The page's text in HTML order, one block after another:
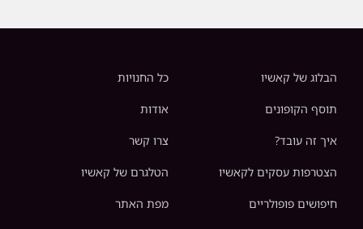
הבלוג של קאשיו כל החנויות
תוסף הקופונים אודות
איך זה עובד? צרו קשר
הצטרפות עסקים לקאשיו הטלגרם של קאשיו
חיפושים פופולריים מפת האתר